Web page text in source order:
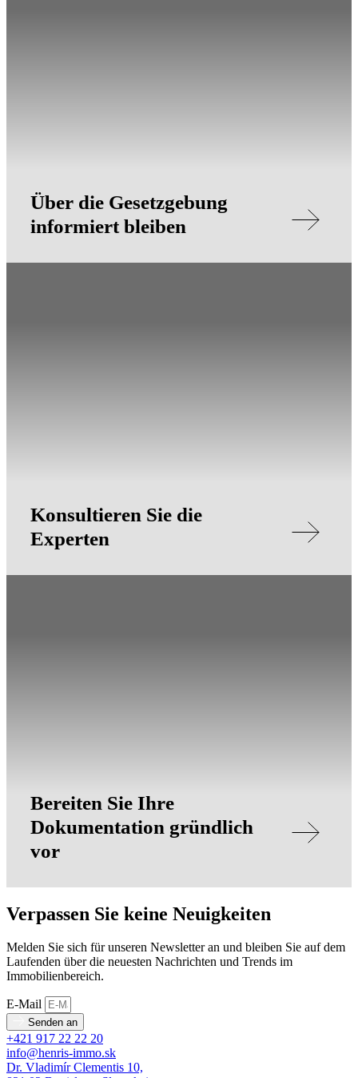
Über die Gesetzgebung
informiert bleiben
Konsultieren Sie die
Experten
Bereiten Sie Ihre
Dokumentation gründlich
vor
Verpassen Sie keine Neuigkeiten
Melden Sie sich für unseren Newsletter an und bleiben Sie auf dem
Laufenden über die neuesten Nachrichten und Trends im
Immobilienbereich.
E-Mail
Senden an
+421 917 22 22 20
info@henris-immo.sk
Dr. Vladimír Clementis 10,